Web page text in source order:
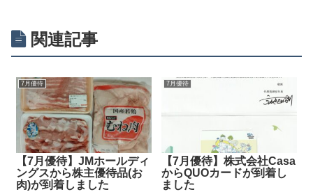
関連記事
7月優待
【7月優待】JMホールディ
ングスから株主優待品(お
肉)が到着しました
7月優待
【7月優待】株式会社Casa
からQUOカードが到着し
ました